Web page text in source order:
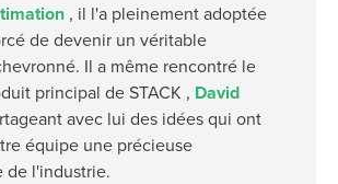
, il l'a pleinement adoptée
de devenir un véritable
Il a même rencontré le
principal de STACK , David
avec lui des idées qui ont
équipe une précieuse
de l'industrie.